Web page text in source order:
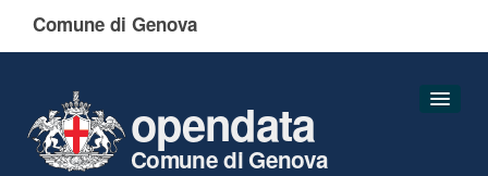
Comune di Genova
opendata
Comune di Genova